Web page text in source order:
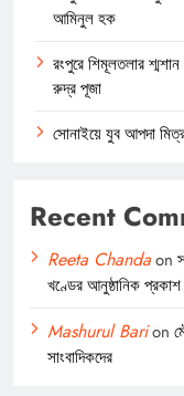
আমিনুল হক
রংপুরে শিমূলতলার
রুদ্র পূজা
সোনাইয়ে যুব আপদা
Recent
Reeta Chandaon
খণ্ডের আনুষ্ঠানিক প্রকাশ
Mashurul Barion
সাংবাদিকদের